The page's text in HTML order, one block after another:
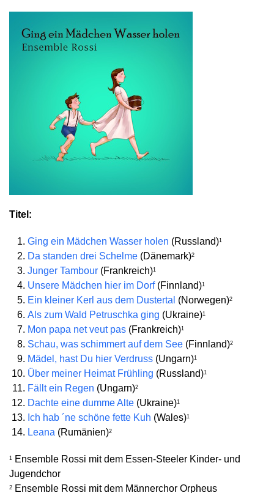
Titel:
Ging ein Mädchen Wasser holen (Russland)1
Da standen drei Schelme (Dänemark)2
Junger Tambour (Frankreich)1
Unsere Mädchen hier im Dorf(Finnland)1
Ein kleiner Kerl aus dem Dustertal (Norwegen)2
Als zum Wald Petruschka ging (Ukraine)1
Mon papa net veut pas (Frankreich)1
Schau, was schimmert auf dem See (Finnland)2
Mädel, hast Du hier Verdruss (Ungarn)1
Über meiner Heimat Frühling (Russland)1
Fällt ein Regen (Ungarn)2
Dachte eine dumme Alte (Ukraine)1
Ich hab ´ne schöne fette Kuh (Wales)1
Leana (Rumänien)2
1
Ensemble Rossi mit dem Essen-Steeler Kinder- und
Jugendchor
2 Ensemble Rossi mit dem Männerchor Orpheus